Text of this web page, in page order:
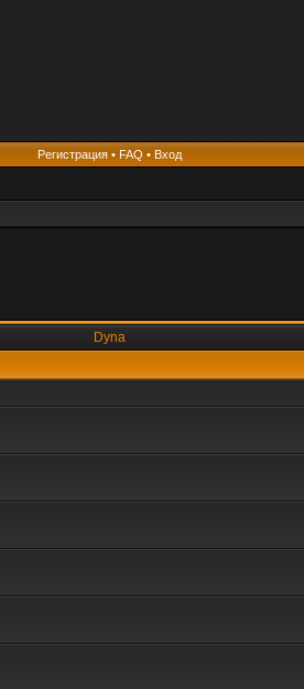
Регистрация• FAQ • Вход
Dyna